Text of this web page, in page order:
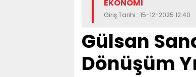
EKONOMİ
Giriş Tarihi : 15-12-2025 12:40
Gülsan
Dönüşüm